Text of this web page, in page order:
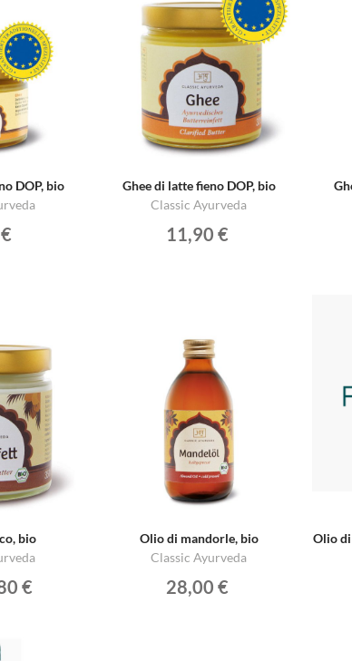
DOP, bio
Ghee di latte fieno DOP, bio
Classic Ayurveda
11,90 €
bio
€
Olio di mandorle, bio
Classic Ayurveda
28,00 €
Olio